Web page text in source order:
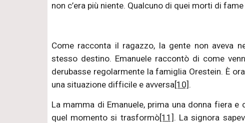
non c’era più niente. Qualcuno di quei morti di
Come racconta il ragazzo, la gente non aveva
stesso destino. Emanuele raccontò di come
derubasse regolarmente la famiglia Orestein. È
una situazione difficile e avversa[10] .
La mamma di Emanuele, prima una donna fiera
quel momento si trasformò[11] . La signora